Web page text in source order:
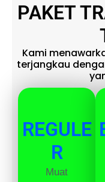
PAKET
Kami
terjangkau
REGULE
R
Muat